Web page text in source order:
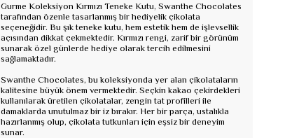
Gurme Koleksiyon Kırmızı Teneke Kutu, Swanthe Chocolates
tarafından özenle tasarlanmış bir hediyelik çikolata
seçeneğidir. Bu şık teneke kutu, hem estetik hem de işlevsellik
açısından dikkat çekmektedir. Kırmızı rengi, zarif bir görünüm
sunarak özel günlerde hediye olarak tercih edilmesini
sağlamaktadır.
Swanthe Chocolates, bu koleksiyonda yer alan çikolataların
kalitesine büyük önem vermektedir. Seçkin kakao çekirdekleri
kullanılarak üretilen çikolatalar, zengin tat profilleri ile
damaklarda unutulmaz bir iz bırakır. Her bir parça, ustalıkla
hazırlanmış olup, çikolata tutkunları için eşsiz bir deneyim
sunar.